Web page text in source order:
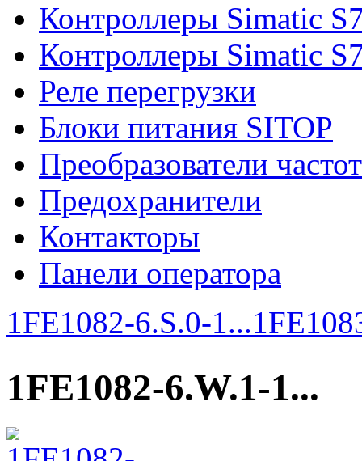
Контроллеры Simatic
Контроллеры Simatic
Реле перегрузки
Блоки питания SITOP
Преобразователи
Предохранители
Контакторы
Панели оператора
1FE1082-6.S.0-1...
1FE1082-6.W.1-1...